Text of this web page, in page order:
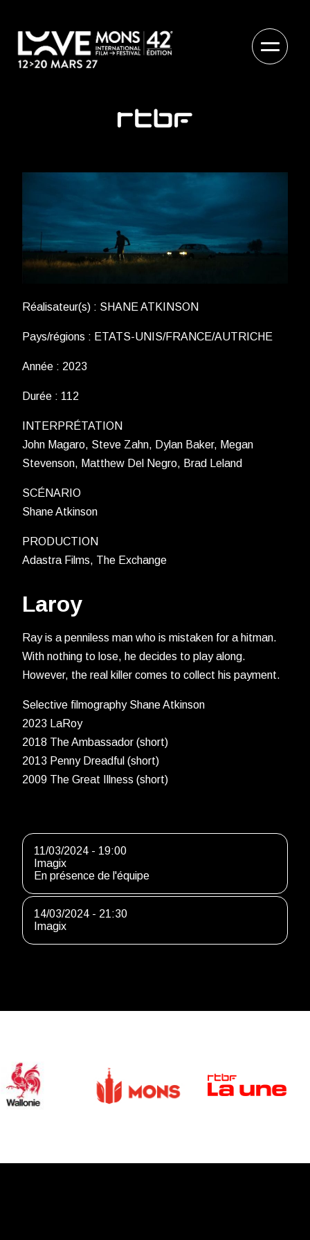
Réalisateur(s) : SHANE ATKINSON
Pays/régions : ETATS-UNIS/FRANCE/AUTRICHE
Année : 2023
Durée : 112
INTERPRÉTATION
John Magaro, Steve Zahn, Dylan Baker, Megan
Stevenson, Matthew Del Negro, Brad Leland
SCÉNARIO
Shane Atkinson
PRODUCTION
Adastra Films, The Exchange
Laroy
Ray is a penniless man who is mistaken for a hitman.
With nothing to lose, he decides to play along.
However, the real killer comes to collect his payment.
Selective filmography Shane Atkinson
2023 LaRoy
2018 The Ambassador (short)
2013 Penny Dreadful (short)
2009 The Great Illness (short)
11/03/2024 - 19:00
Imagix
En présence de l'équipe
14/03/2024 - 21:30
Imagix